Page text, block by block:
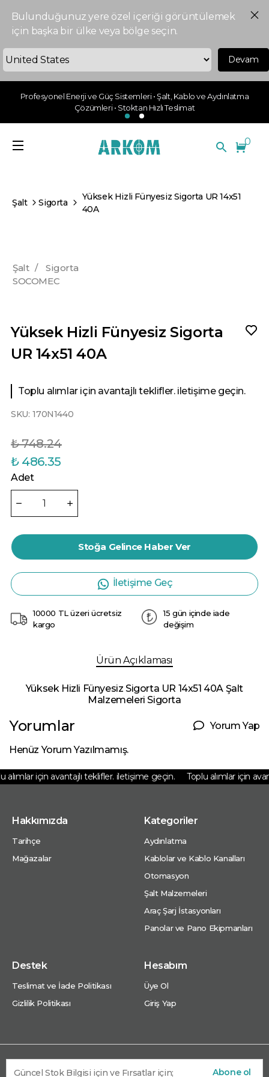
Bulunduğunuz yere özel içeriği görüntülemek
için başka bir ülke veya bölge seçin.
Devam
Profesyonel Enerji ve Güç Sistemleri • Şalt, Kablo ve Aydınlatma
Çözümleri • Stoktan Hızlı Teslimat
0
Şalt Sigorta
Yüksek Hizli Fünyesiz Sigorta UR 14x51
40A
Şalt /
Sigorta
SOCOMEC
Yüksek Hizli Fünyesiz Sigorta
UR 14x51 40A
Toplu alımlar için avantajlı teklifler. iletişime geçin.
SKU: 170N1440
₺ 748.24
₺ 486.35
Adet
Stoğa Gelince Haber Ver
İletişime Geç
10000 TL üzeri ücretsiz
kargo
15 gün içinde iade
değişim
Ürün Açıklaması
Yüksek Hizli Fünyesiz Sigorta UR 14x51 40A Şalt
Malzemeleri Sigorta
Yorumlar Yorum Yap
Henüz Yorum Yazılmamış.
alımlar için avantajlı teklifler. iletişime geçin. Toplu alımlar için
Hakkımızda
Tarihçe
Mağazalar
Kategoriler
Aydınlatma
Kablolar ve Kablo Kanalları
Otomasyon
Şalt Malzemeleri
Araç Şarj İstasyonları
Panolar ve Pano Ekipmanları
Destek
Teslimat ve İade Politikası
Gizlilik Politikası
Hesabım
Üye Ol
Giriş Yap
Abone ol